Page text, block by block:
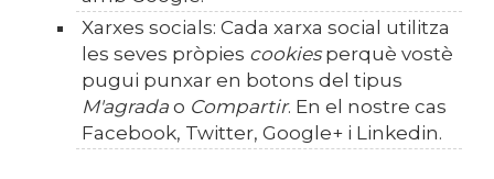
Xarxes socials: Cada xarxa social utilitza
les seves pròpies cookiesperquè vostè
pugui punxar en botons del tipus
M'agradao Compartir. En el nostre cas
Facebook, Twitter, Google+ i Linkedin.